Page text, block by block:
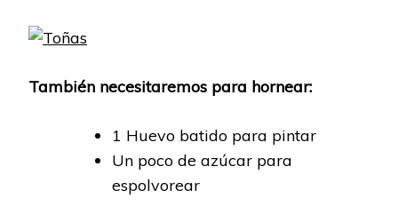
También necesitaremos para hornear:
1 Huevo batido para pintar
Un poco de azúcar para
espolvorear